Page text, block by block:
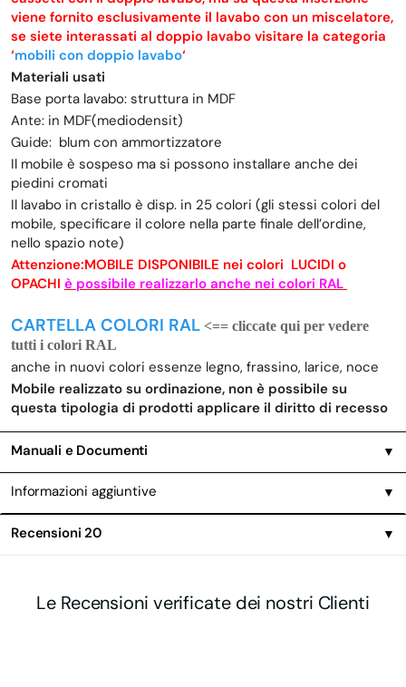
viene fornito esclusivamente il lavabo con un miscelatore,
se siete interassati al doppio lavabo visitare la categoria
‘mobili con doppio lavabo‘
Materiali usati
Base porta lavabo: struttura in MDF
Ante: in MDF(mediodensit)
Guide: blum con ammortizzatore
Il mobile è sospeso ma si possono installare anche dei
piedini cromati
Il lavabo in cristallo è disp. in 25 colori (gli stessi colori del
mobile, specificare il colore nella parte finale dell’ordine,
nello spazio note)
Attenzione:MOBILE DISPONIBILE nei colori LUCIDI o
OPACHI è possibile realizzarlo anche nei colori RAL
CARTELLA COLORI RAL <== cliccate qui per vedere
tutti i colori RAL
anche in nuovi colori essenze legno, frassino, larice, noce
Mobile realizzato su ordinazione, non è possibile su
questa tipologia di prodotti applicare il diritto di recesso
Manuali e Documenti ▼
Informazioni aggiuntive ▼
Recensioni20 ▼
Le Recensioni verificate dei nostri Clienti